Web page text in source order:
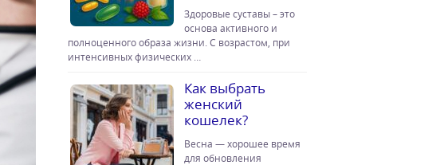
Здоровые суставы – это
основа активного и
полноценного образа жизни. С возрастом, при
интенсивных физических …
Как выбрать
женский
кошелек?
Весна — хорошее время
для обновления